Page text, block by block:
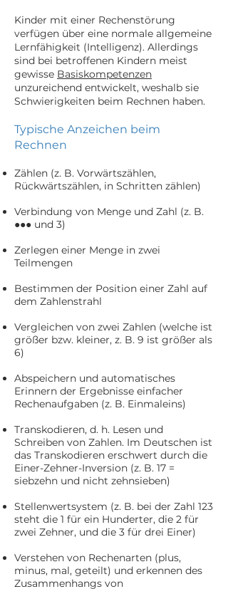
Kinder mit einer Rechenstörung
verfügen über eine normale allgemeine
Lernfähigkeit (Intelligenz). Allerdings
sind bei betroffenen Kindern meist
gewisse Basiskompetenzen
unzureichend entwickelt, weshalb sie
Schwierigkeiten beim Rechnen haben.
Typische Anzeichen beim
Rechnen
Zählen (z. B. Vorwärtszählen,
Rückwärtszählen, in Schritten zählen)
Verbindung von Menge und Zahl (z. B.
●●● und 3)
Zerlegen einer Menge in zwei
Teilmengen
Bestimmen der Position einer Zahl auf
dem Zahlenstrahl
Vergleichen von zwei Zahlen (welche ist
größer bzw. kleiner, z. B. 9 ist größer als
6)
Abspeichern und automatisches
Erinnern der Ergebnisse einfacher
Rechenaufgaben (z. B. Einmaleins)
Transkodieren, d. h. Lesen und
Schreiben von Zahlen. Im Deutschen ist
das Transkodieren erschwert durch die
Einer-Zehner-Inversion (z. B. 17 =
siebzehn und nicht zehnsieben)
Stellenwertsystem (z. B. bei der Zahl 123
steht die 1 für ein Hunderter, die 2 für
zwei Zehner, und die 3 für drei Einer)
Verstehen von Rechenarten (plus,
minus, mal, geteilt) und erkennen des
Zusammenhangs von